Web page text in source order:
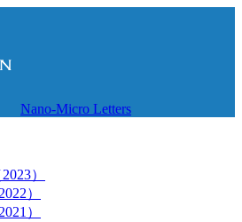
Nano-Micro Letters
）
）
）